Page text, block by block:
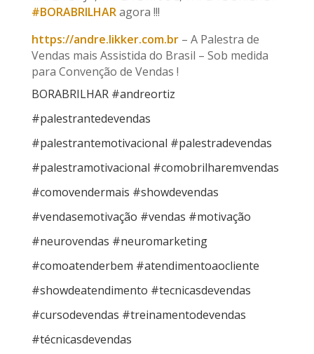
#BORABRILHARagora !!!
https://andre.likker.com.br– A Palestra de
Vendas mais Assistida do Brasil – Sob medida
para Convenção de Vendas !
BORABRILHAR #andreortiz
#palestrantedevendas
#palestrantemotivacional #palestradevendas
#palestramotivacional #comobrilharemvendas
#comovendermais #showdevendas
#vendasemotivação #vendas #motivação
#neurovendas #neuromarketing
#comoatenderbem #atendimentoaocliente
#showdeatendimento #tecnicasdevendas
#cursodevendas #treinamentodevendas
#técnicasdevendas